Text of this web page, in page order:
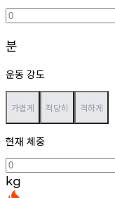
분
운동 강도
가볍게 적당히 격하게
현재 체중
kg